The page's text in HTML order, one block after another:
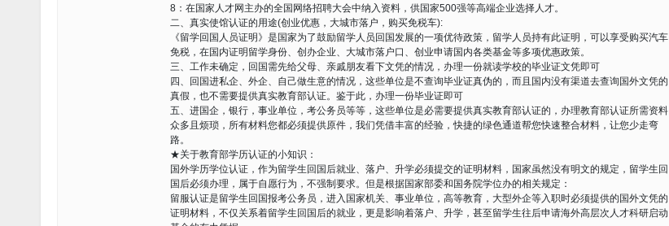
8：在国家人才网主办的全国网络招聘大会中纳入资料，供国家500强等高端企业选择人才。
二、真实使馆认证的用途(创业优惠，大城市落户，购买免税车):
《留学回国人员证明》是国家为了鼓励留学人员回国发展的一项优待政策，留学人员持有此证明，可以享受购买汽车
免税，在国内证明留学身份、创办企业、大城市落户口、创业申请国内各类基金等多项优惠政策。
三、工作未确定，回国需先给父母、亲戚朋友看下文凭的情况，办理一份就读学校的毕业证文凭即可
四、回国进私企、外企、自己做生意的情况，这些单位是不查询毕业证真伪的，而且国内没有渠道去查询国外文凭的
真假，也不需要提供真实教育部认证。鉴于此，办理一份毕业证即可
五、进国企，银行，事业单位，考公务员等等，这些单位是必需要提供真实教育部认证的，办理教育部认证所需资料
众多且烦琐，所有材料您都必须提供原件，我们凭借丰富的经验，快捷的绿色通道帮您快速整合材料，让您少走弯
路。
★关于教育部学历认证的小知识：
国外学历学位认证，作为留学生回国后就业、落户、升学必须提交的证明材料，国家虽然没有明文的规定，留学生回
国后必须办理，属于自愿行为，不强制要求。但是根据国家部委和国务院学位办的相关规定：
留服认证是留学生回国报考公务员，进入国家机关、事业单位，高等教育，大型外企等入职时必须提供的国外文凭的
证明材料，不仅关系着留学生回国后的就业，更是影响着落户、升学，甚至留学生往后申请海外高层次人才科研启动